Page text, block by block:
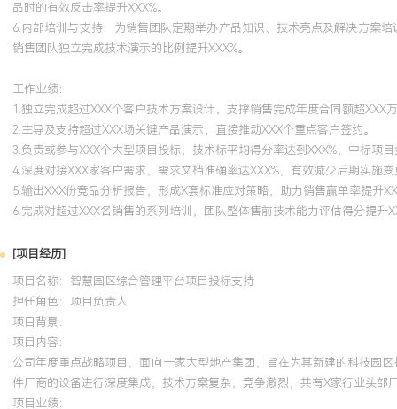
品时的有效反击率提升XXX%。
6.内部培训与支持：为销售团队定期举办产品知识、技术亮点及解决方案
销售团队独立完成技术演示的比例提升XXX%。
工作业绩：
1.独立完成超过XXX个客户技术方案设计，支撑销售完成年度合同额超XXX
2.主导及支持超过XXX场关键产品演示，直接推动XXX个重点客户签约。
3.负责或参与XXX个大型项目投标，技术标平均得分率达到XXX%，中标项
4.深度对接XXX家客户需求，需求文档准确率达XXX%，有效减少后期实施
5.输出XXX份竞品分析报告，形成X套标准应对策略，助力销售赢单率提升
6.完成对超过XXX名销售的系列培训，团队整体售前技术能力评估得分提升
[项目经历]
项目名称：智慧园区综合管理平台项目投标支持
担任角色： 项目负责人
项目背景：
项目内容：
公司年度重点战略项目，面向一家大型地产集团，旨在为其新建的科技园
件厂商的设备进行深度集成，技术方案复杂，竞争激烈，共有X家行业头部
项目业绩：